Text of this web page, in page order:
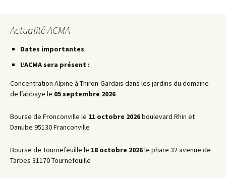
articles
Actualité ACMA
Dates importantes
L’ACMA sera présent :
Concentration Alpine à Thiron-Gardais dans les jardins du domaine
de l’abbaye le 05 septembre 2026
Bourse de Fronconville le 11 octobre 2026boulevard Rhin et
Danube 95130 Franconville
Bourse de Tournefeuille le 18 octobre 2026le phare 32 avenue de
Tarbes 31170 Tournefeuille